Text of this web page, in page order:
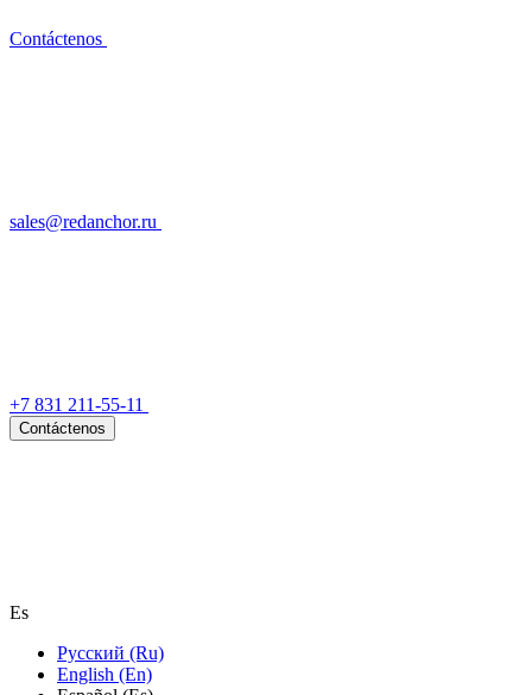
Contáctenos
sales@redanchor.ru
+7 831 211-55-11
Contáctenos
Es
Русский (Ru)
English (En)